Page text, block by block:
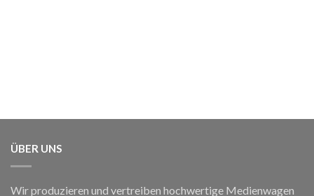
ÜBER UNS
Wir produzieren und vertreiben hochwertige Medienwagen